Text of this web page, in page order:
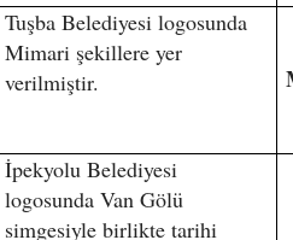
Tuşba Belediyesi logosunda
Mimari şekillere yer
verilmiştir.
İpekyolu Belediyesi
logosunda Van Gölü
simgesiyle birlikte tarihi